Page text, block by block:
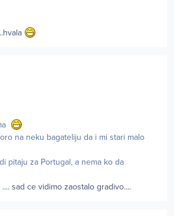
na neku bagateliju da i mi stari malo
pitaju za Portugal, a nema ko da
sad ce vidimo zaostalo gradivo....